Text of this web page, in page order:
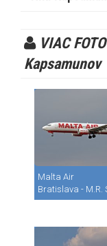
VIAC
Kapsamunov
Malta Air
Bratislava - M.R.